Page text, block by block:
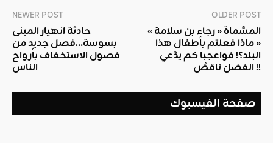
NEWER POST
حادثة انهيار المبنى
بسوسة…فصل جديد من
فصول الاستخفاف بأرواح
الناس
OLDER POST
المسَّماة « رجاء بن سلامة »
« ماذا فعلتم بأطفال هذا
البلد؟! فواعجبا كم يدّعي
الفضلَ ناقصُ !!
صفحة الفيسبوك